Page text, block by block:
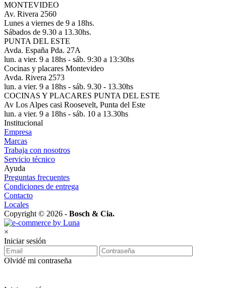
MONTEVIDEO
Av. Rivera 2560
Lunes a viernes de 9 a 18hs.
Sábados de 9.30 a 13.30hs.
PUNTA DEL ESTE
Avda. España Pda. 27A
lun. a vier. 9 a 18hs - sáb. 9:30 a 13:30hs
Cocinas y placares Montevideo
Avda. Rivera 2573
lun. a vier. 9 a 18hs - sáb. 9.30 - 13.30hs
COCINAS Y PLACARES PUNTA DEL ESTE
Av Los Alpes casi Roosevelt, Punta del Este
lun. a vier. 9 a 18hs - sáb. 10 a 13.30hs
Institucional
Empresa
Marcas
Trabaja con nosotros
Servicio técnico
Ayuda
Preguntas frecuentes
Condiciones de entrega
Contacto
Locales
Copyright © 2026 - Bosch & Cia.
×
Iniciar sesión
Olvidé mi contraseña